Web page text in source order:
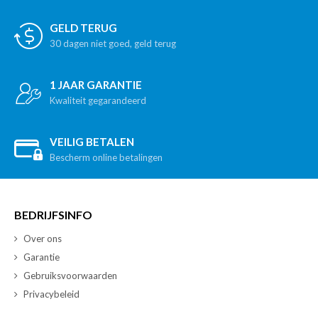
GELD TERUG
30 dagen niet goed, geld terug
1 JAAR GARANTIE
Kwaliteit gegarandeerd
VEILIG BETALEN
Bescherm online betalingen
BEDRIJFSINFO
Over ons
Garantie
Gebruiksvoorwaarden
Privacybeleid